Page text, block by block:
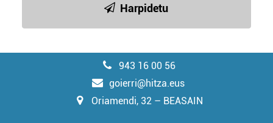
Harpidetu
943 16 00 56
goierri@hitza.eus
Oriamendi, 32 – BEASAIN